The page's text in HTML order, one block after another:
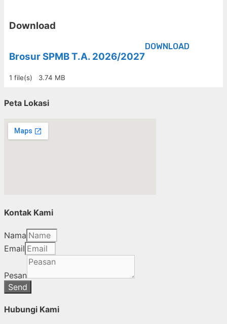
Download
Brosur SPMB T.A. 2026/2027
1 file(s) 3.74 MB
DOWNLOAD
Peta Lokasi
Kontak Kami
Nama
Email
Pesan
Send
Hubungi Kami